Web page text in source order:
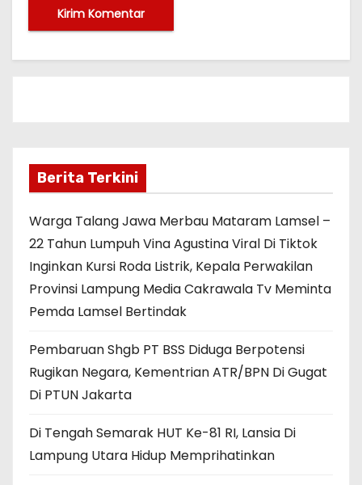
Berita Terkini
Warga Talang Jawa Merbau Mataram Lamsel –
22 Tahun Lumpuh Vina Agustina Viral Di Tiktok
Inginkan Kursi Roda Listrik, Kepala Perwakilan
Provinsi Lampung Media Cakrawala Tv Meminta
Pemda Lamsel Bertindak
Pembaruan Shgb PT BSS Diduga Berpotensi
Rugikan Negara, Kementrian ATR/BPN Di Gugat
Di PTUN Jakarta
Di Tengah Semarak HUT Ke-81 RI, Lansia Di
Lampung Utara Hidup Memprihatinkan